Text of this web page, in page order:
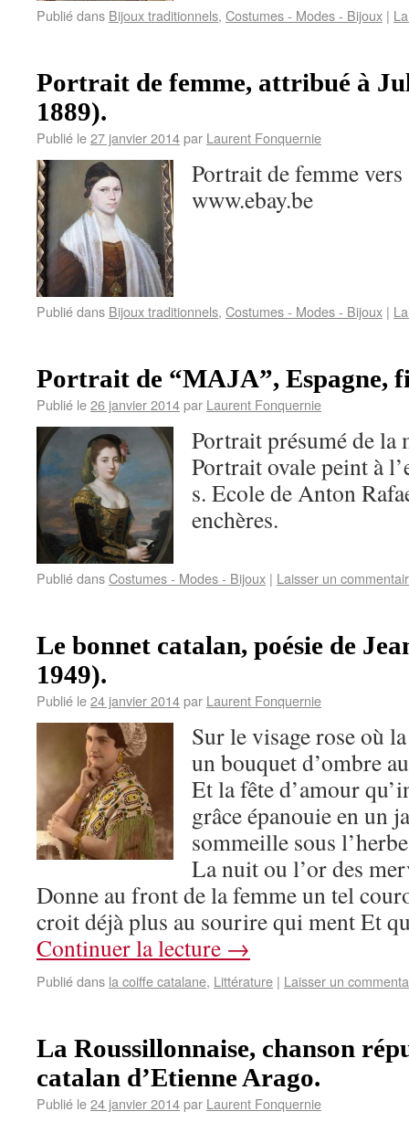
Publié dans Bijoux traditionnels, Costumes - Modes - Bijoux |
Portrait de femme, attribué à
1889).
Publié le27 janvier 2014par Laurent Fonquernie
Portrait de femme
www.ebay.be
Publié dans Bijoux traditionnels, Costumes - Modes - Bijoux |
Portrait de “MAJA”, Espagne,
Publié le26 janvier 2014par Laurent Fonquernie
Portrait présumé de
Portrait ovale peint à
s. Ecole de Anton
enchères.
Publié dansCostumes - Modes - Bijoux | Laisser un
Le bonnet catalan, poésie de
1949).
Publié le24 janvier 2014par Laurent Fonquernie
Sur le visage rose où
un bouquet d’ombre
Et la fête d’amour
grâce épanouie en un
sommeille sous
La nuit ou l’or des
Donne au front de la femme un tel
croit déjà plus au sourire qui ment Et
Continuer la lecture →
Publié dans la coiffe catalane, Littérature | Laisser un
La Roussillonnaise, chanson
catalan d’Etienne Arago.
Publié le24 janvier 2014par Laurent Fonquernie